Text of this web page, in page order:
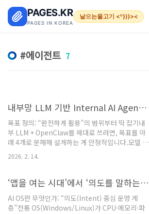
PAGES.KR
PAGES IN KOREA
날으는물고기 <º)))><
에이전트 7
내부망 LLM 기반 Internal AI Agent Platform (OpenClaw + MCP) 구축
목표 정의: “완전하게 활용”의 범위부터 딱 잡기내
부 LLM + OpenClaw를 제대로 쓰려면, 목표를 아
래 4개로 분해해 설계하는 게 안정적입니다.모델 계
층: 내부망에서 LLM 추론(서빙) 제공에이전트 계층
(OpenClaw): 대화/업무흐름/툴 호출/멀티에이전
켓/CMDB/로그/DB/웹자동화/파일) 기능을 표준
워크/비밀정보/샌드박스/확장 코드 검증/관측성권
장 아키텍처(레퍼런스)논리 구성LLM
2026. 2. 14.
‘앱을 여는 시대’에서 ‘의도를 말하는 시대’ LLM이 커널인 AI OS가 시작된다
AI OS란 무엇인가: “의도(Intent) 중심 운영 계
층”전통 OS(Windows/Linux)가 CPU·메모리·파